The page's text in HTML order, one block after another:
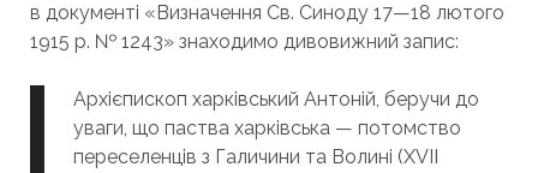
в документі «Визначення Св. Синоду 17—18 лютого
1915 р. № 1243» знаходимо дивовижний запис:
Архієпископ харківський Антоній, беручи до
уваги, що паства харківська — потомство
переселенців з Галичини та Волині (XVII